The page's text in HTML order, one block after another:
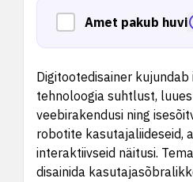
Amet pakub huvi
Digitootedisainer kujundab
tehnoloogia suhtlust,
veebirakendusi ning
robotite kasutajaliideseid,
interaktiivseid näitusi.
disainida